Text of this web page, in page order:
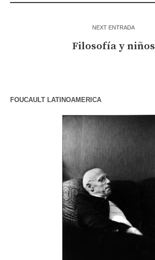
NEXT ENTRADA
Filosofía y niños
FOUCAULT LATINOAMERICA